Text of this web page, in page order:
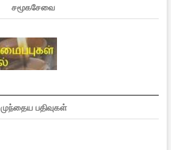
சமூகசேவை
முந்தைய பதிவுகள்